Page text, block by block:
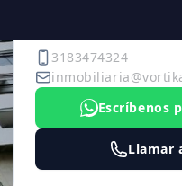
3183474324
Escríbenos
Llamar